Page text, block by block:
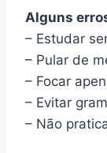
Alguns
– Estudar
– Pular de
– Focar
– Evitar
– Não